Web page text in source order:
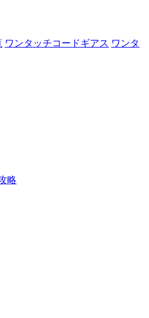
ワンタッチコードギアス ワンタ
略